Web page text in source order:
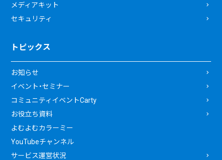
メディアキット
セキュリティ
トピックス
お知らせ
イベント・セミナー
コミュニティイベントCarty
お役立ち資料
よむよむカラーミー
YouTubeチャンネル
サービス運営状況